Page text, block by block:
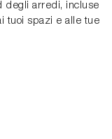
degli arredi, incluse
tuoi spazi e alle tue